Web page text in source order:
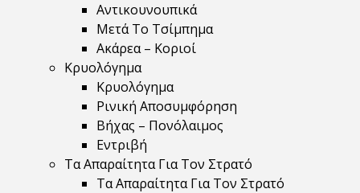
Αντικουνουπικά
Μετά Το Τσίμπημα
Ακάρεα – Κοριοί
Κρυολόγημα
Κρυολόγημα
Ρινική Αποσυμφόρηση
Βήχας – Πονόλαιμος
Εντριβή
Τα Απαραίτητα Για Τον Στρατό
Τα Απαραίτητα Για Τον Στρατό